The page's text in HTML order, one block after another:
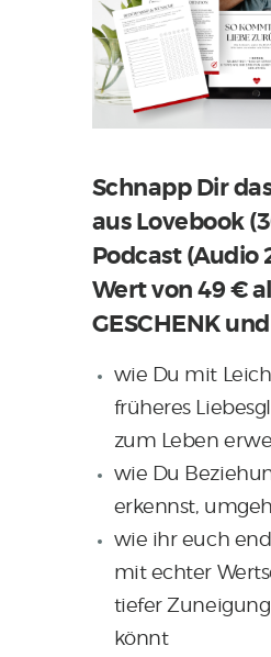
Schnapp Dir
aus Lovebook
Podcast (Audio
Wert von 49 €
GESCHENK
wie Du mit
früheres
zum Leben
wie Du
erkennst,
wie ihr euch
mit echter
tiefer
könnt